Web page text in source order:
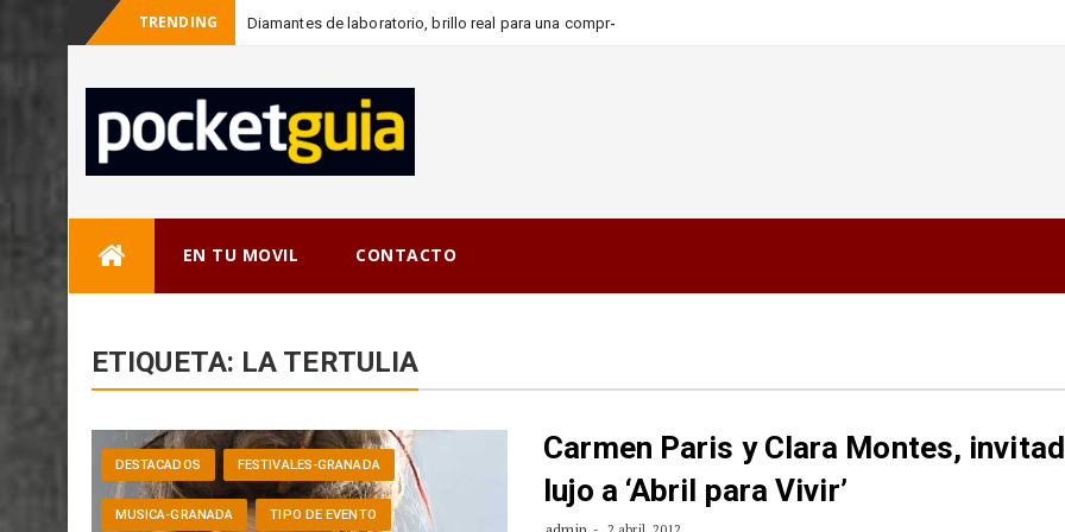
TRENDING Diamantes de laboratorio, brillo real para una compra más informada
EN TU MOVIL CONTACTO
ETIQUETA: LA TERTULIA
DESTACADOS FESTIVALES-GRANADA
MUSICA-GRANADA TIPO DE EVENTO
Carmen Paris y Clara Montes,
lujo a ‘Abril para Vivir’